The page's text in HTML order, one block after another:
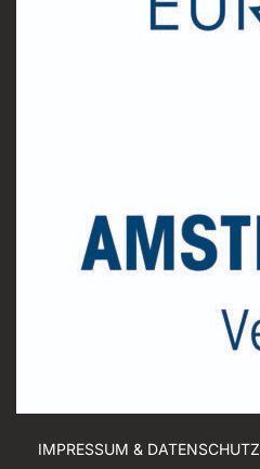
IMPRESSUM & DATENSCHUTZ